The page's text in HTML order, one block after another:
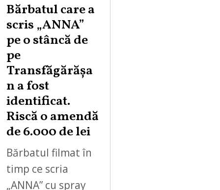
Bărbatul care a
scris „ANNA”
pe o stâncă de
pe
Transfăgărășa
n a fost
identificat.
Riscă o amendă
de 6.000 de lei
Bărbatul filmat în
timp ce scria
„ANNA” cu spray